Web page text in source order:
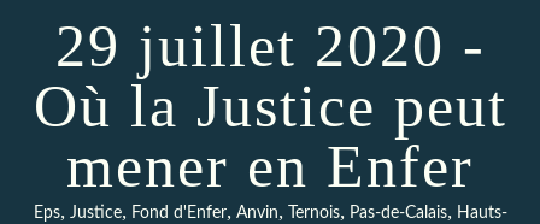
29 juillet 2020 -
Où la Justice peut
mener en Enfer
Eps, Justice, Fond d'Enfer, Anvin, Ternois, Pas-de-Calais, Hauts-